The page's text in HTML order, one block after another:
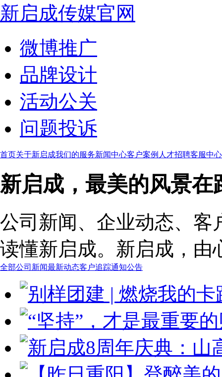
新启成传媒官网
微博推广
品牌设计
活动公关
问题投诉
首页关于新启成我们的服务新闻中心客户案例 人才招聘客服中心
新启成，最美的风景在
公司新闻、企业动态、客
读懂新启成。新启成，由
全部公司新闻最新动态客户追踪通知公告